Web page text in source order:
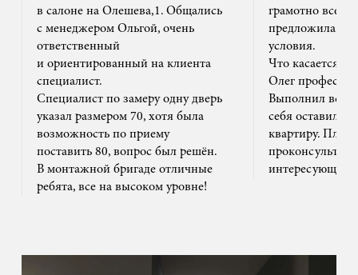
в салоне на Олешева,1. Общались
с менеджером Ольгой, очень
ответственный
и ориентированный на клиента
специалист.
Специалист по замеру одну дверь
указал размером 70, хотя была
возможность по приему
поставить 80, вопрос был решён.
В монтажной бригаде отличные
ребята, все на высоком уровне!
грамотно все
предложила
условия.
Что касается
Олег
Выполнил все
себя оставил
квартиру. Плюс
интересующим